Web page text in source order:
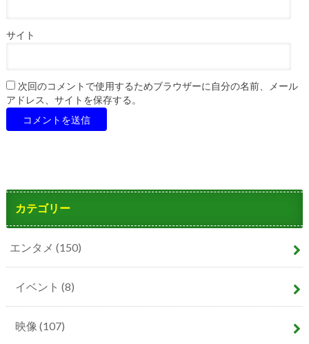
サイト
次回のコメントで使用するためブラウザーに自分の名前、メール
アドレス、サイトを保存する。
カテゴリー
エンタメ (150)
イベント (8)
映像 (107)